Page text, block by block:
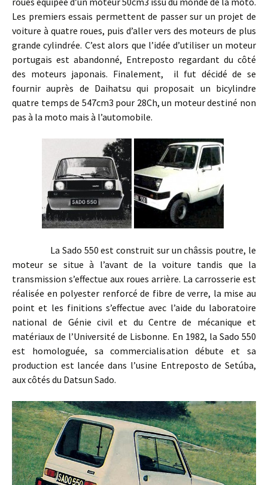
Les premiers essais permettent de passer sur un projet de
voiture à quatre roues, puis d’aller vers des moteurs de plus
grande cylindrée. C’est alors que l’idée d’utiliser un moteur
portugais est abandonné, Entreposto regardant du côté
des moteurs japonais. Finalement, il fut décidé de se
fournir auprès de Daihatsu qui proposait un bicylindre
quatre temps de 547cm3 pour 28Ch, un moteur destiné non
pas à la moto mais à l’automobile.
La Sado 550 est construit sur un châssis poutre, le
moteur se situe à l’avant de la voiture tandis que la
transmission s’effectue aux roues arrière. La carrosserie est
réalisée en polyester renforcé de fibre de verre, la mise au
point et les finitions s’effectue avec l’aide du laboratoire
national de Génie civil et du Centre de mécanique et
matériaux de l’Université de Lisbonne. En 1982, la Sado 550
est homologuée, sa commercialisation débute et sa
production est lancée dans l’usine Entreposto de Setúba,
aux côtés du Datsun Sado.